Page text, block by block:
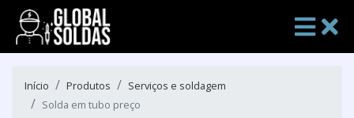
Início Produtos
Serviços e soldagem
Solda em tubo preço